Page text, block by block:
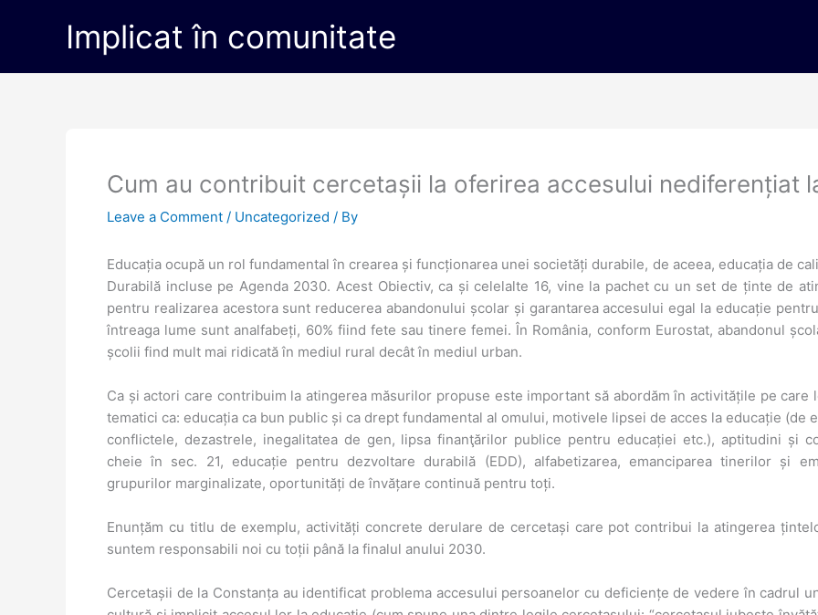
Implicat în comunitate
Cum au contribuit cercetașii la oferirea accesului nediferențiat
Leave a Comment / Uncategorized / By
Educația ocupă un rol fundamental în crearea și funcționarea unei societăți durabile, de aceea, educația de
Durabilă incluse pe Agenda 2030. Acest Obiectiv, ca și celelalte 16, vine la pachet cu un set de ținte de
pentru realizarea acestora sunt reducerea abandonului școlar și garantarea accesului egal la educație
întreaga lume sunt analfabeți, 60% fiind fete sau tinere femei. În România, conform Eurostat, abandonul
școlii find mult mai ridicată în mediul rural decât în mediul urban.
Ca și actori care contribuim la atingerea măsurilor propuse este important să abordăm în activitățile pe care
tematici ca: educația ca bun public și ca drept fundamental al omului, motivele lipsei de acces la educație (de
conflictele, dezastrele, inegalitatea de gen, lipsa finanţărilor publice pentru educației etc.), aptitudini și
cheie în sec. 21, educație pentru dezvoltare durabilă (EDD), alfabetizarea, emanciparea tinerilor și
grupurilor marginalizate, oportunități de învățare continuă pentru toți.
Enunțăm cu titlu de exemplu, activități concrete derulare de cercetași care pot contribui la atingerea
suntem responsabili noi cu toții până la finalul anului 2030.
Cercetașii de la Constanța au identificat problema accesului persoanelor cu deficiențe de vedere în cadrul